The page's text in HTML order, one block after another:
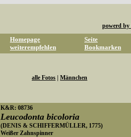
powerd by
Homepage
weiterempfehlen
Seite
Bookmarken
alle Fotos Männchen
K&R: 08736
Leucodonta bicoloria
(DENIS & SCHIFFERMÜLLER, 1775)
Weißer Zahnspinner